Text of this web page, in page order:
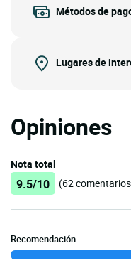
Métodos de
Lugares de
Opiniones
Nota total
9.5/10 (62
Recomendación